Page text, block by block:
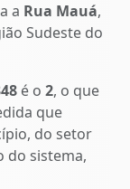
a Rua Mauá,
Sudeste do
é o 2, o que
que
do setor
do sistema,